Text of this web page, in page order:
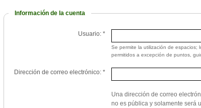
Información de la cuenta
Usuario: *
Se permite la utilización de espacios;
permitidos a excepción de puntos,
Dirección de correo electrónico: *
Una dirección de correo
no es pública y solamente será